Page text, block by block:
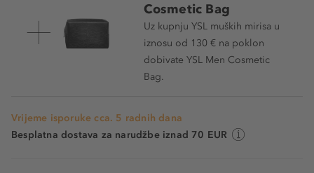
Cosmetic Bag
Uz kupnju YSL muških mirisa u
iznosu od 130 € na poklon
dobivate YSL Men Cosmetic
Bag.
Vrijeme isporuke cca. 5 radnih dana
Besplatna dostava za narudžbe iznad 70 EUR